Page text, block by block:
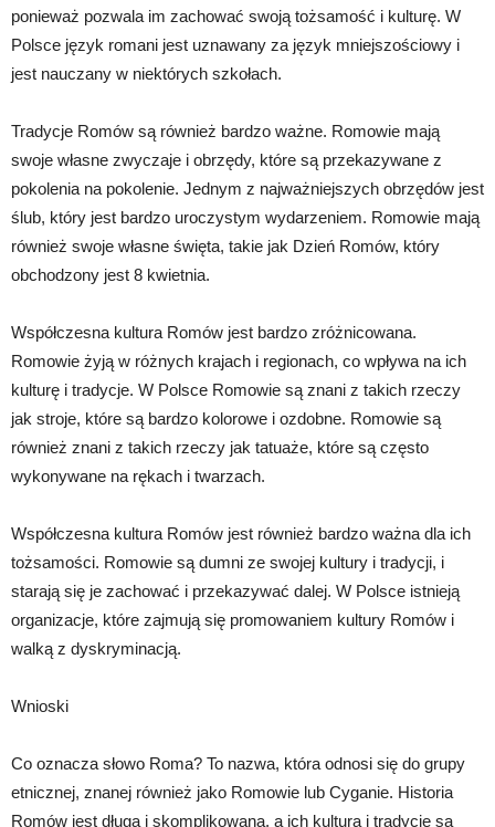
ponieważ pozwala im zachować swoją tożsamość i kulturę. W
Polsce język romani jest uznawany za język mniejszościowy i
jest nauczany w niektórych szkołach.
Tradycje Romów są również bardzo ważne. Romowie mają
swoje własne zwyczaje i obrzędy, które są przekazywane z
pokolenia na pokolenie. Jednym z najważniejszych obrzędów jest
ślub, który jest bardzo uroczystym wydarzeniem. Romowie mają
również swoje własne święta, takie jak Dzień Romów, który
obchodzony jest 8 kwietnia.
Współczesna kultura Romów jest bardzo zróżnicowana.
Romowie żyją w różnych krajach i regionach, co wpływa na ich
kulturę i tradycje. W Polsce Romowie są znani z takich rzeczy
jak stroje, które są bardzo kolorowe i ozdobne. Romowie są
również znani z takich rzeczy jak tatuaże, które są często
wykonywane na rękach i twarzach.
Współczesna kultura Romów jest również bardzo ważna dla ich
tożsamości. Romowie są dumni ze swojej kultury i tradycji, i
starają się je zachować i przekazywać dalej. W Polsce istnieją
organizacje, które zajmują się promowaniem kultury Romów i
walką z dyskryminacją.
Wnioski
Co oznacza słowo Roma? To nazwa, która odnosi się do grupy
etnicznej, znanej również jako Romowie lub Cyganie. Historia
Romów jest długa i skomplikowana, a ich kultura i tradycje są